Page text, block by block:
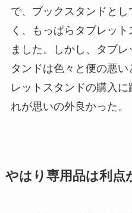
で、ブックスタンドと
く、もっぱらタブレッ
ました。しかし、タブ
タンドは色々と便の悪
レットスタンドの購入
れが思いの外良かった。
やはり専用品は利点